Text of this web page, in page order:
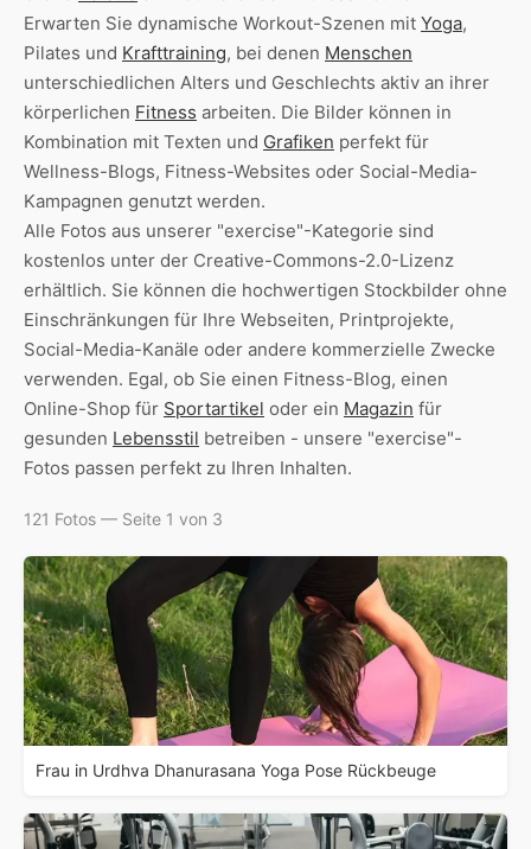
Erwarten Sie dynamische Workout-Szenen mit Yoga,
Pilates und Krafttraining, bei denen Menschen
unterschiedlichen Alters und Geschlechts aktiv an ihrer
körperlichen Fitness arbeiten. Die Bilder können in
Kombination mit Texten und Grafiken perfekt für
Wellness-Blogs, Fitness-Websites oder Social-Media-
Kampagnen genutzt werden.
Alle Fotos aus unserer "exercise"-Kategorie sind
kostenlos unter der Creative-Commons-2.0-Lizenz
erhältlich. Sie können die hochwertigen Stockbilder ohne
Einschränkungen für Ihre Webseiten, Printprojekte,
Social-Media-Kanäle oder andere kommerzielle Zwecke
verwenden. Egal, ob Sie einen Fitness-Blog, einen
Online-Shop für Sportartikel oder ein Magazin für
gesunden Lebensstil betreiben - unsere "exercise"-
Fotos passen perfekt zu Ihren Inhalten.
121 Fotos — Seite 1 von 3
Frau in Urdhva Dhanurasana Yoga Pose Rückbeuge